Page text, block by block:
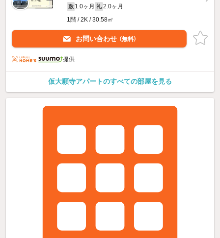
敷 1.0ヶ月 礼 2.0ヶ月
1階 / 2K / 30.58㎡
お問い合わせ （無料）
提供
仮大願寺アパートのすべての部屋を見る